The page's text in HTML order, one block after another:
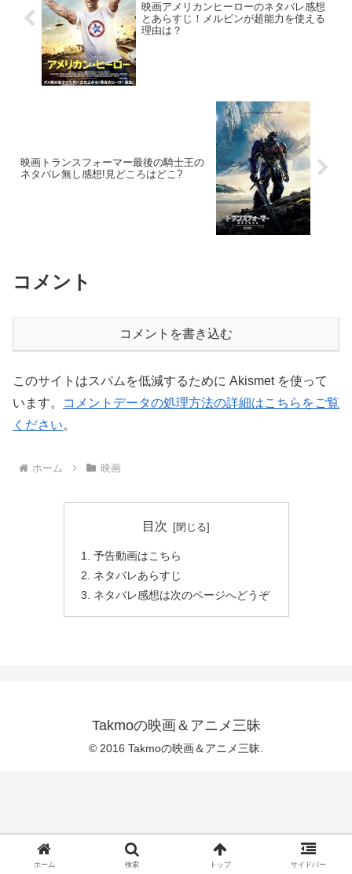
映画アメリカンヒーローのネタバレ感想
とあらすじ！メルビンが超能力を使える
理由は？
映画トランスフォーマー最後の騎士王の
ネタバレ無し感想!見どころはどこ?
コメント
コメントを書き込む
このサイトはスパムを低減するために Akismet を使って
います。
コメントデータの処理方法の詳細はこちらをご覧
ください。
ホーム 映画
目次
予告動画はこちら
ネタバレあらすじ
ネタバレ感想は次のページへどうぞ
Takmoの映画＆アニメ三昧
© 2016 Takmoの映画＆アニメ三昧.
ホーム 検索 トップ サイドバー